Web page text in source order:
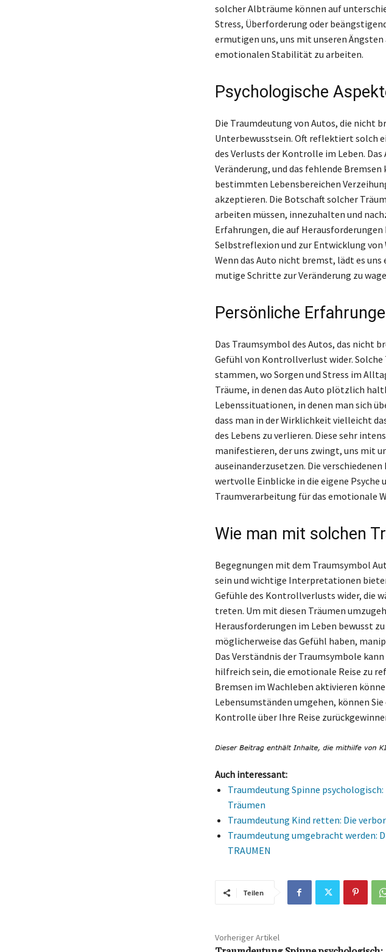
solcher Albträume können auf
Stress, Überforderung oder
ermutigen uns, uns mit unseren
emotionalen Stabilität zu arbeiten.
Psychologische
Die Traumdeutung von Autos, die nicht
Unterbewusstsein. Oft reflektiert solch
des Verlusts der Kontrolle im Leben.
Veränderung, und das fehlende
bestimmten Lebensbereichen
akzeptieren. Die Botschaft solcher
arbeiten müssen, innezuhalten und
Erfahrungen, die auf
Selbstreflexion und zur Entwicklung
Wenn das Auto nicht bremst, lädt es
mutige Schritte zur Veränderung zu
Persönliche
Das Traumsymbol des Autos, das nicht
Gefühl von Kontrollverlust wider.
stammen, wo Sorgen und Stress im
Träume, in denen das Auto plötzlich
Lebenssituationen, in denen man sich
dass man in der Wirklichkeit vielleicht
des Lebens zu verlieren. Diese sehr
manifestieren, der uns zwingt, uns mit
auseinanderzusetzen. Die
wertvolle Einblicke in die eigene Psyche
Traumverarbeitung für das emotionale
Wie man mit solchen
Begegnungen mit dem Traumsymbol
sein und wichtige Interpretationen
Gefühle des Kontrollverlusts wider, die
treten. Um mit diesen Träumen
Herausforderungen im Leben bewusst
möglicherweise das Gefühl haben,
Das Verständnis der Traumsymbole
hilfreich sein, die emotionale Reise zu
Bremsen im Wachleben aktivieren
Lebensumständen umgehen, können
Kontrolle über Ihre Reise
Auch interessant:
Traumdeutung Spinne
Träumen
Traumdeutung Kind retten: Die
Traumdeutung umgebracht werden:
TRAUMEN
Teilen
Vorheriger Artikel